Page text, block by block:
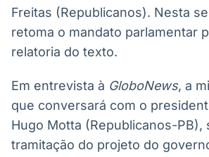
Soluções de Dados
e Conteúdos
OTC
Plataforma
ativos
Freitas (Republicanos). Nesta
retoma o mandato parlamentar
relatoria do texto.
Em entrevista à GloboNews, a
que conversará com o
Hugo Motta (Republicanos-PB),
tramitação do projeto do